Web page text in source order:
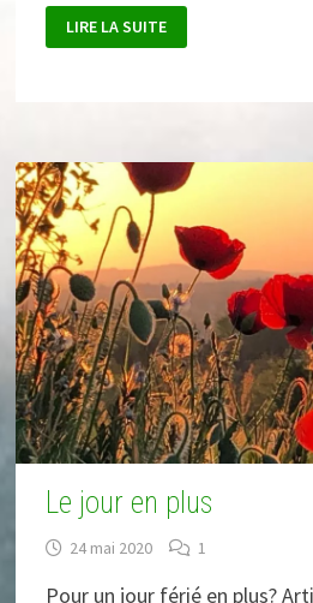
WIFI
ET
FRACTURE
LIRE LA SUITE
Le jour en plus
24 mai 2020 1
Pour un jour férié en plus?